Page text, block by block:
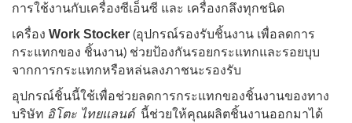
การใช้งานกับเครื่องซีเอ็นซี และ เครื่องกลึงทุกชนิด
เครื่อง Work Stocker (อุปกรณ์รองรับชิ้นงาน เพื่อลดการ
กระแทกของ ชิ้นงาน) ช่วยป้องกันรอยกระแทกและรอยบุบ
จากการกระแทกหรือหล่นลงภาชนะรองรับ
อุปกรณ์ชิ้นนี้ใช้เพื่อช่วยลดการกระแทกของชิ้นงานของทาง
บริษัท อิโตะ ไทยแลนด์ นี้ช่วยให้คุณผลิตชิ้นงานออกมาได้